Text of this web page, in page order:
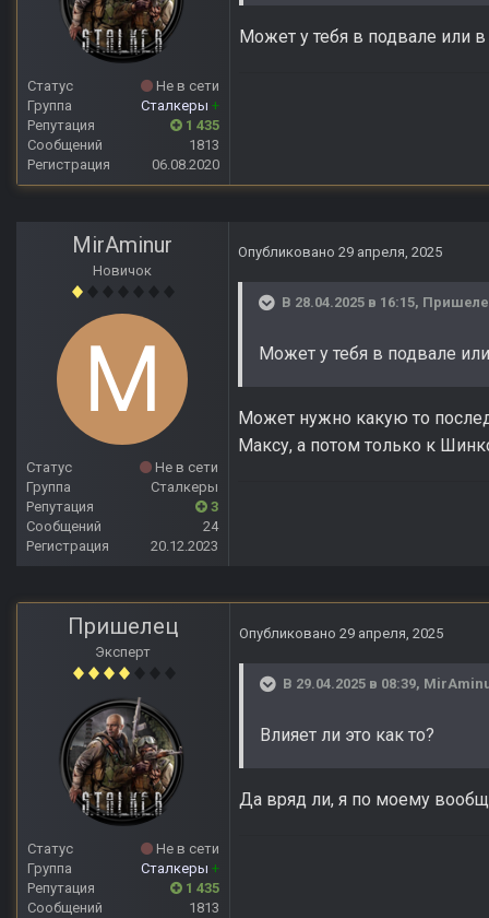
Статус
Не в сети
Группа
Сталкеры +
Репутация
1 435
Сообщений
1813
Регистрация
06.08.2020
Может у тебя в подвале или
MirAminur
Новичок
Статус
Не в сети
Группа
Сталкеры
Репутация
3
Сообщений
24
Регистрация
20.12.2023
Опубликовано 29 апреля, 2025
В 28.04.2025 в 16:15,
Может у тебя в подвале
Может нужно какую то
Максу, а потом только к
Пришелец
Эксперт
Статус
Не в сети
Группа
Сталкеры +
Репутация
1 435
Сообщений
1813
Опубликовано 29 апреля, 2025
В 29.04.2025 в 08:39,
Влияет ли это как то?
Да вряд ли, я по моему